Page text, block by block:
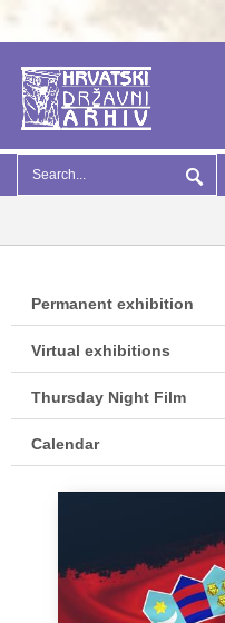
Permanent exhibition
Virtual exhibitions
Thursday Night Film
Calendar